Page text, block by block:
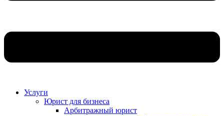
Услуги
Юрист для бизнеса
Арбитражный юрист